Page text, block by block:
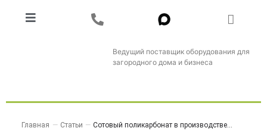
Ведущий поставщик оборудования для
загородного дома и бизнеса
Главная — Статьи — Сотовый поликарбонат в производстве...